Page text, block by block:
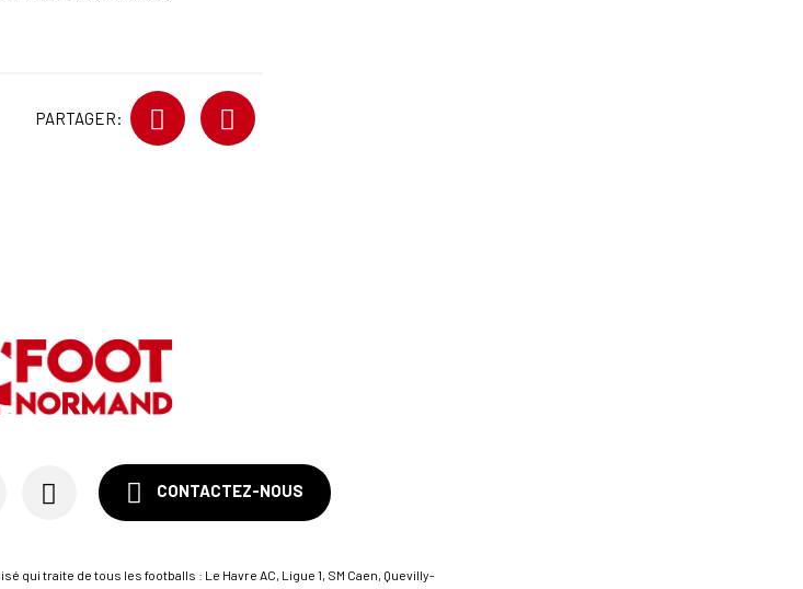
PARTAGER:
CONTACTEZ-NOUS
qui traite de tous les footballs : Le Havre AC, Ligue 1, SM Caen, Quevilly-